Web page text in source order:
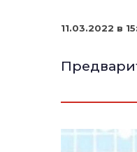
11.03.2022 в